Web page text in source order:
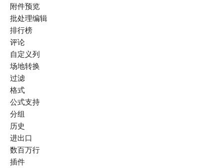
#### 2. 建立你的第一张表 表格就是具体存放数
据的地方，比如： - 客户信息表 - 产品库存表 -
员工考勤表 ![image.png](https://lzc-playground-
1301583638.cos.ap-
chengdu.myqcloud.com/guidelines/496/74f24232-
40a2-448a-aebb-1543553f88f0.png "image.png") !
[image.png](https://lzc-playground-
1301583638.cos.ap-
chengdu.myqcloud.com/guidelines/496/75063814-
0702-4323-a50e-666189be685d.png "image.png")
还可以从电脑上导入Excel ![image.png]
(https://lzc-playground-1301583638.cos.ap-
chengdu.myqcloud.com/guidelines/496/34937dad-
4a2b-4506-a423-483a5ac442b2.png "image.png")
### 第二步：数据管理技巧 #### 1. 字段类型选择
Teable 支持多种字段类型，选对了能让你事半功
附件预览
批处理编辑
排行榜
评论
自定义列
场地转换
过滤
格式
公式支持
分组
历史
进出口
数百万行
插件